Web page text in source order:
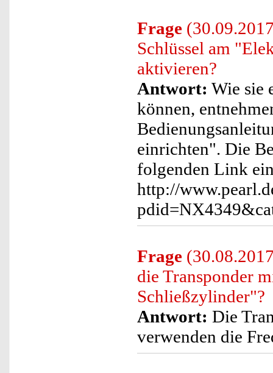
Frage
Schlüssel am
aktivieren?
Antwort: Wie sie
können,
einrichten". Die
folgenden Link
http://
Frage
die Transponder
Schließzylinder"?
Antwort: Die
verwenden die